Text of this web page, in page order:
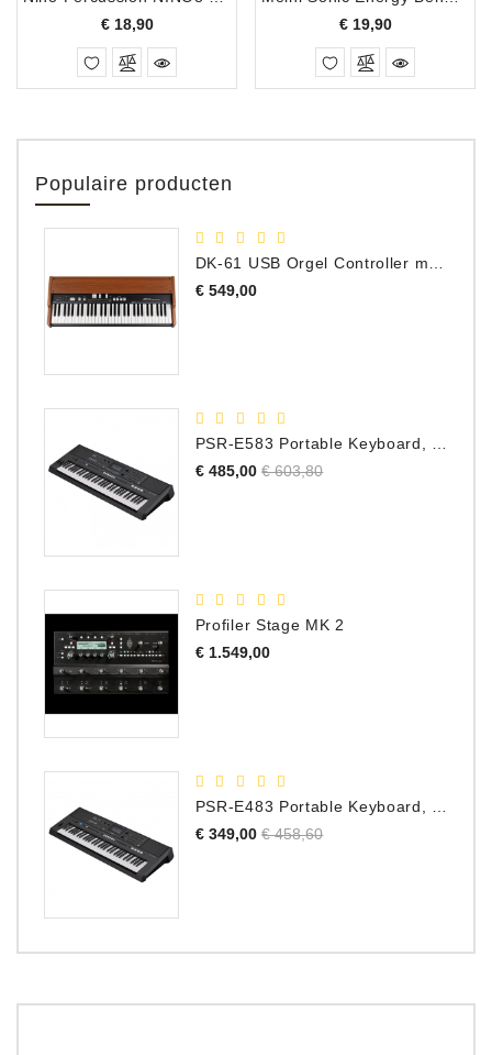
€ 18,90Prijs
€ 19,90Prijs
Populaire producten
€ 549,00Prijs
PSR-E583 Portable Keyboard, 61 Toetsen
€ 485,00 Normale
€ 603,80Prijs
Profiler Stage MK 2
€ 1.549,00Prijs
€ 349,00 Normale
€ 458,60Prijs